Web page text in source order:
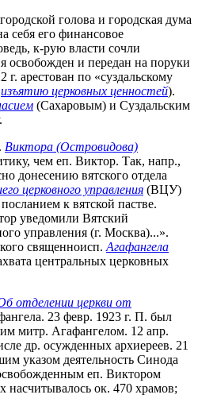
голова и городская дума
себя его финансовое
к-рую власти сочли
освобожден и передан на поруки
арестован по «суздальскому
изъятию церковных ценностей).
(Сахаровым) и Суздальским
Виктора (Островидова)
чем еп. Виктор. Так, напр.,
донесению вятского отдела
церковного управления (ВЦУ)
к вятской пастве.
уведомили Вятский
управления (г. Москва)...».
священноисп. Агафангела
центральных церковных
отделении церкви от
23 февр. 1923 г. П. был
митр. Агафангелом. 12 апр.
др. осужденных архиереев. 21
указом деятельность Синода
еп. Виктором
насчитывалось ок. 470 храмов;